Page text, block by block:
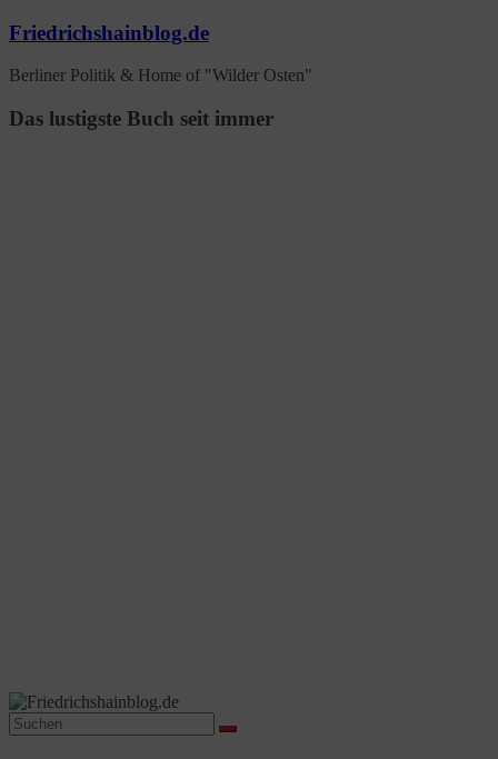
Zum
springen
Friedrichshainblog.de
Berliner Politik & Home of "Wilder Osten"
Das lustigste Buch seit immer